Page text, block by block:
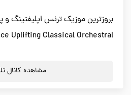
Uplifting Classical Orchestral
مشاهده کانال